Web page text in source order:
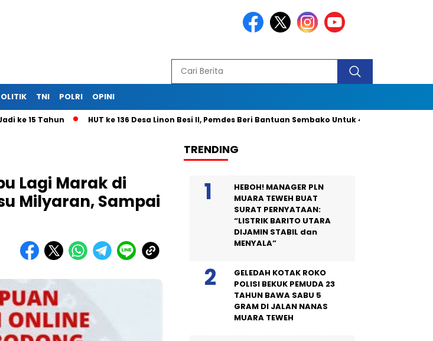
TNI POLRI OPINI
HUT ke 136 Desa Linon Besi II, Pemdes Beri Bantuan Sembako Untuk 40 Kepala Keluarga dan 2
Lagi Marak di
Milyaran, Sampai
TRENDING
HEBOH! MANAGER PLN
MUARA TEWEH BUAT
SURAT PERNYATAAN:
“LISTRIK BARITO UTARA
DIJAMIN STABIL dan
MENYALA”
GELEDAH KOTAK ROKO
POLISI BEKUK PEMUDA 23
TAHUN BAWA SABU 5
GRAM DI JALAN NANAS
MUARA TEWEH